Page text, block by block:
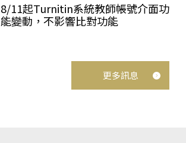
8/11起Turnitin系統教師帳號介面功
能變動，不影響比對功能
更多訊息